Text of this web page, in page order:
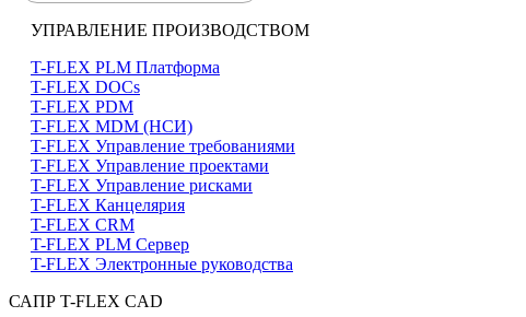
УПРАВЛЕНИЕ ПРОИЗВОДСТВОМ
T-FLEX PLM Платформа
T-FLEX DOCs
T-FLEX PDM
T-FLEX MDM (НСИ)
T-FLEX Управление требованиями
T-FLEX Управление проектами
T-FLEX Управление рисками
T-FLEX Канцелярия
T-FLEX CRM
T-FLEX PLM Сервер
T-FLEX Электронные руководства
САПР T-FLEX CAD